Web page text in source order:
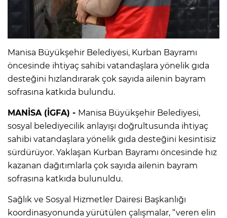
Manisa Büyükşehir Belediyesi, Kurban Bayramı
öncesinde ihtiyaç sahibi vatandaşlara yönelik gıda
desteğini hızlandırarak çok sayıda ailenin bayram
sofrasına katkıda bulundu.
MANİSA (İGFA) - Manisa Büyükşehir Belediyesi,
sosyal belediyecilik anlayışı doğrultusunda ihtiyaç
sahibi vatandaşlara yönelik gıda desteğini kesintisiz
sürdürüyor. Yaklaşan Kurban Bayramı öncesinde hız
kazanan dağıtımlarla çok sayıda ailenin bayram
sofrasına katkıda bulunuldu.
Sağlık ve Sosyal Hizmetler Dairesi Başkanlığı
koordinasyonunda yürütülen çalışmalar, “veren elin